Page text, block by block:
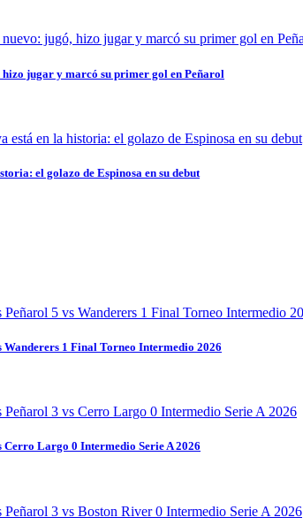
jugar y marcó su primer gol en Peñarol
el golazo de Espinosa en su debut
1 Final Torneo Intermedio 2026
Cerro Largo 0 Intermedio Serie A 2026